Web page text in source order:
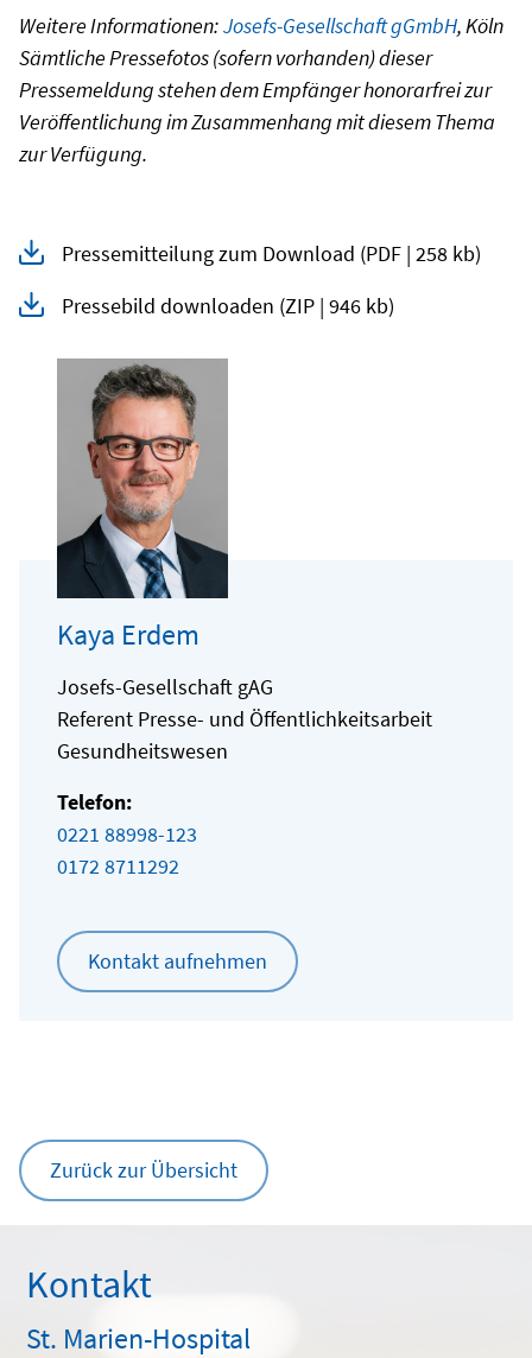
Kaya Erdem
Josefs-Gesellschaft gAG
Referent Presse- und Öffentlichkeitsarbeit
Gesundheitswesen
Telefon:
0221 88998-123
0172 8711292
Kontakt aufnehmen
Weitere Informationen:Josefs-Gesellschaft gGmbH, Köln
Sämtliche Pressefotos (sofern vorhanden) dieser
Pressemeldung stehen dem Empfänger honorarfrei zur
Veröffentlichung im Zusammenhang mit diesem Thema
zur Verfügung.
Pressemitteilung zum Download (PDF | 258 kb)
Pressebild downloaden (ZIP | 946 kb)
Zurück zur Übersicht
Kontakt
St. Marien-Hospital